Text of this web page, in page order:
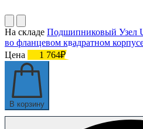
На складе Подшипниковый Узел
во фланцевом квадратном
Цена
1 764₽
В корзину